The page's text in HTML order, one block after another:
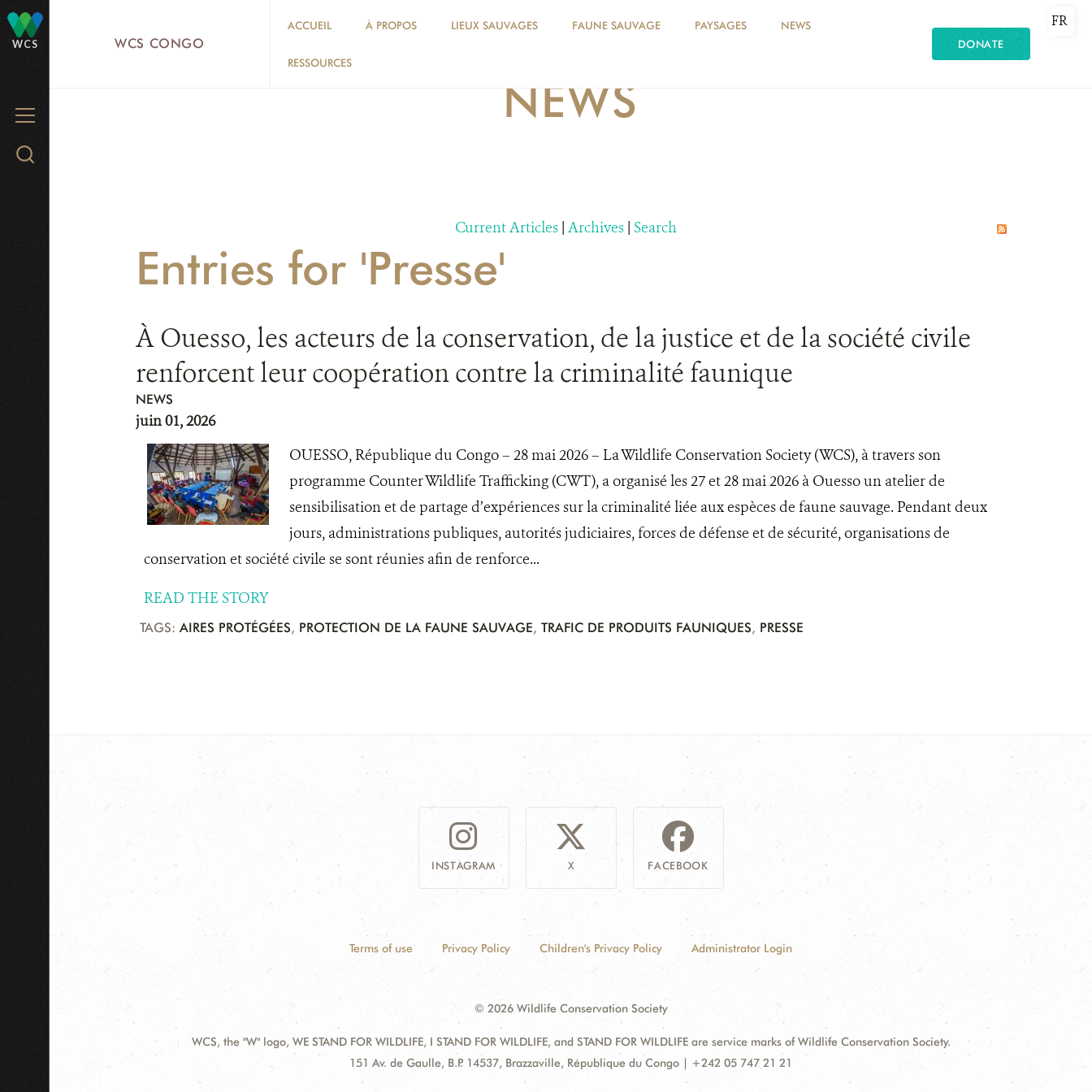
WCS
MENU
Search
WCS CONGO
ACCUEIL À PROPOS LIEUX SAUVAGES FAUNE SAUVAGE PAYSAGES NEWS
RESSOURCES
DONATE
FR
NEWS
Current Articles | Archives | Search
Entries for 'Presse'
À Ouesso, les acteurs de la conservation, de la justice et de la société civile
renforcent leur coopération contre la criminalité faunique
NEWS
juin 01, 2026
OUESSO, République du Congo – 28 mai 2026 – La Wildlife Conservation Society (WCS), à travers son
programme Counter Wildlife Trafficking (CWT), a organisé les 27 et 28 mai 2026 à Ouesso un atelier de
sensibilisation et de partage d’expériences sur la criminalité liée aux espèces de faune sauvage. Pendant deux
jours, administrations publiques, autorités judiciaires, forces de défense et de sécurité, organisations de
conservation et société civile se sont réunies afin de renforce...
READ THE STORY
TAGS: AIRES PROTÉGÉES, PROTECTION DE LA FAUNE SAUVAGE, TRAFIC DE PRODUITS FAUNIQUES, PRESSE
INSTAGRAM X FACEBOOK
Terms of use Privacy Policy Children's Privacy Policy Administrator Login
© 2026 Wildlife Conservation Society
WCS, the "W" logo, WE STAND FOR WILDLIFE, I STAND FOR WILDLIFE, and STAND FOR WILDLIFE are service marks of Wildlife Conservation Society.
Address:
151 Av. de Gaulle, B.P. 14537, Brazzaville, République du Congo | +242 05 747 21 21